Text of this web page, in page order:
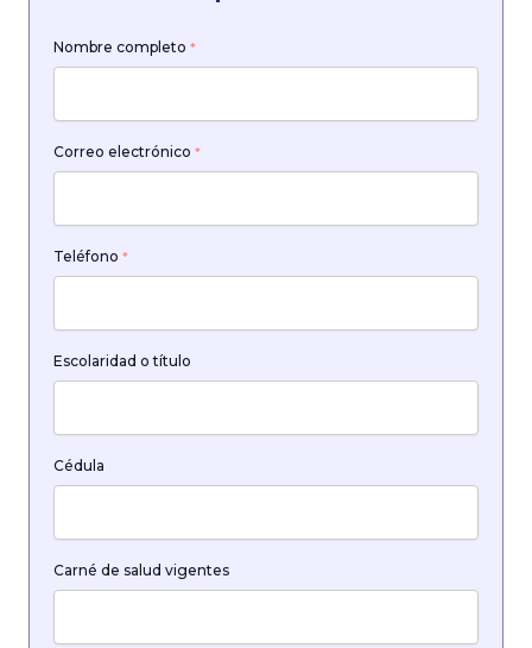
Nombre completo *
Correo electrónico *
Teléfono *
Escolaridad o título
Cédula
Carné de salud vigentes